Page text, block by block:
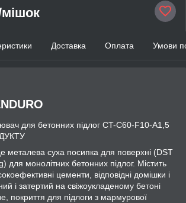
Доставка Оплата Умови
для бетонних підлог CT-C60-F10-A1,5
металева суха посипка для поверхні (DST
для монолітних бетонних підлог. Містить
цементи, відповідні домішки і
і затертий на свіжоукладеному бетоні
покриття для підлоги з мармурової